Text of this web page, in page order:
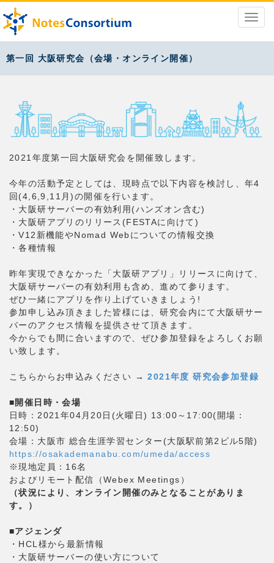
第一回 大阪研究会（会場・オンライン開催）
2021年度第一回大阪研究会を開催致します。
今年の活動予定としては、現時点で以下内容を検討し、年4
回(4,6,9,11月)の開催を行います。
・大阪研サーバーの有効利用(ハンズオン含む)
・大阪研アプリのリリース(FESTAに向けて)
・V12新機能やNomad Webについての情報交換
・各種情報
昨年実現できなかった「大阪研アプリ」リリースに向けて、
大阪研サーバーの有効利用も含め、進めて参ります。
ぜひ一緒にアプリを作り上げていきましょう!
参加申し込み頂きました皆様には、研究会内にて大阪研サー
バーのアクセス情報を提供させて頂きます。
今からでも間に合いますので、ぜひ参加登録をよろしくお願
い致します。
こちらからお申込みください → 2021年度 研究会参加登録
■開催日時・会場
日時：2021年04月20日(火曜日) 13:00～17:00(開場：
12:50)
会場：大阪市 総合生涯学習センター(大阪駅前第2ビル5階)
https://osakademanabu.com/umeda/access
※現地定員：16名
およびリモート配信（Webex Meetings）
（状況により、オンライン開催のみとなることがありま
す。）
■アジェンダ
・HCL様から最新情報
・大阪研サーバーの使い方について